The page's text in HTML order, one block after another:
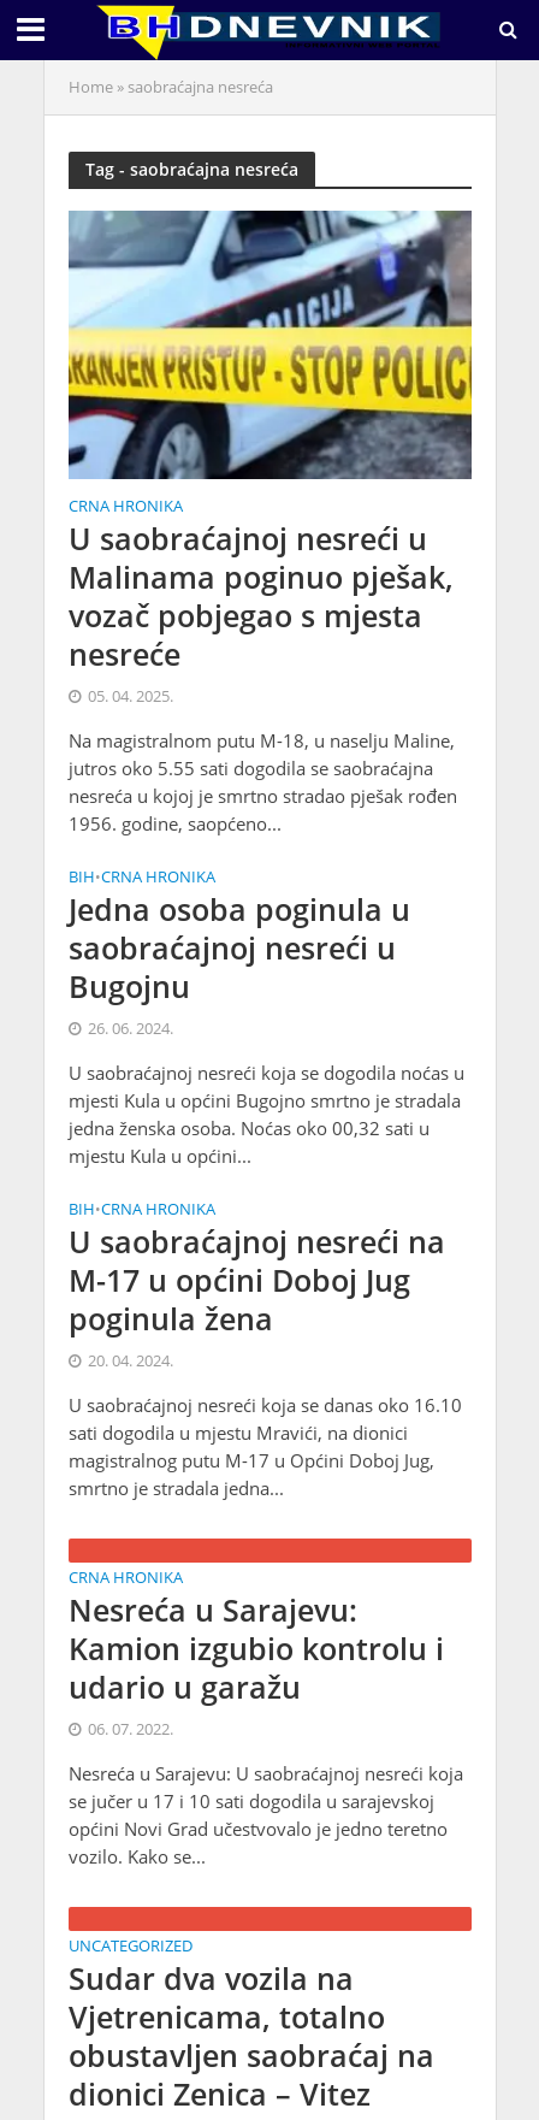
Home» saobraćajna nesreća
Tag - saobraćajna nesreća
CRNA HRONIKA
U saobraćajnoj nesreći u
Malinama poginuo pješak,
vozač pobjegao s mjesta
nesreće
05. 04. 2025.
Na magistralnom putu M-18, u naselju Maline,
jutros oko 5.55 sati dogodila se saobraćajna
nesreća u kojoj je smrtno stradao pješak rođen
1956. godine, saopćeno...
BIH•CRNA HRONIKA
Jedna osoba poginula u
saobraćajnoj nesreći u
Bugojnu
26. 06. 2024.
U saobraćajnoj nesreći koja se dogodila noćas u
mjesti Kula u općini Bugojno smrtno je stradala
jedna ženska osoba. Noćas oko 00,32 sati u
mjestu Kula u općini...
BIH•CRNA HRONIKA
U saobraćajnoj nesreći na
M-17 u općini Doboj Jug
poginula žena
20. 04. 2024.
U saobraćajnoj nesreći koja se danas oko 16.10
sati dogodila u mjestu Mravići, na dionici
magistralnog putu M-17 u Općini Doboj Jug,
smrtno je stradala jedna...
CRNA HRONIKA
Nesreća u Sarajevu:
Kamion izgubio kontrolu i
udario u garažu
06. 07. 2022.
Nesreća u Sarajevu: U saobraćajnoj nesreći koja
se jučer u 17 i 10 sati dogodila u sarajevskoj
općini Novi Grad učestvovalo je jedno teretno
vozilo. Kako se...
UNCATEGORIZED
Sudar dva vozila na
Vjetrenicama, totalno
obustavljen saobraćaj na
dionici Zenica – Vitez